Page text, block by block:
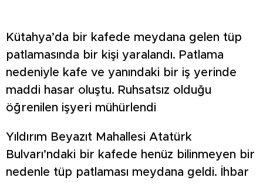
Kütahya’da bir kafede meydana gelen tüp
patlamasında bir kişi yaralandı. Patlama
nedeniyle kafe ve yanındaki bir iş yerinde
maddi hasar oluştu. Ruhsatsız olduğu
öğrenilen işyeri mühürlendi
Yıldırım Beyazıt Mahallesi Atatürk
Bulvarı’ndaki bir kafede henüz bilinmeyen bir
nedenle tüp patlaması meydana geldi. İhbar